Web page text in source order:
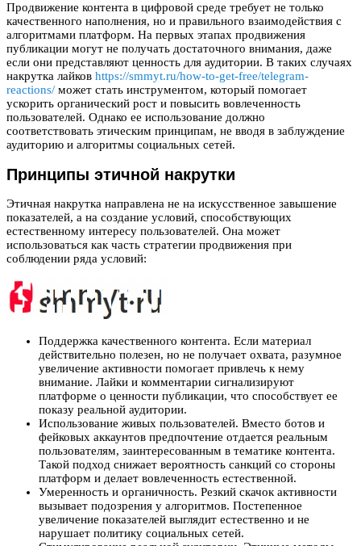
Продвижение контента в цифровой среде требует не только
качественного наполнения, но и правильного взаимодействия с
алгоритмами платформ. На первых этапах продвижения
публикации могут не получать достаточного внимания, даже
если они представляют ценность для аудитории. В таких случаях
накрутка лайков https://smmyt.ru/how-to-get-free/telegram-
reactions/ может стать инструментом, который помогает
ускорить органический рост и повысить вовлеченность
пользователей. Однако ее использование должно
соответствовать этическим принципам, не вводя в заблуждение
аудиторию и алгоритмы социальных сетей.
Принципы этичной накрутки
Этичная накрутка направлена не на искусственное завышение
показателей, а на создание условий, способствующих
естественному интересу пользователей. Она может
использоваться как часть стратегии продвижения при
соблюдении ряда условий:
Поддержка качественного контента. Если материал
действительно полезен, но не получает охвата, разумное
увеличение активности помогает привлечь к нему
внимание. Лайки и комментарии сигнализируют
платформе о ценности публикации, что способствует ее
показу реальной аудитории.
Использование живых пользователей. Вместо ботов и
фейковых аккаунтов предпочтение отдается реальным
пользователям, заинтересованным в тематике контента.
Такой подход снижает вероятность санкций со стороны
платформ и делает вовлеченность естественной.
Умеренность и органичность. Резкий скачок активности
вызывает подозрения у алгоритмов. Постепенное
увеличение показателей выглядит естественно и не
нарушает политику социальных сетей.